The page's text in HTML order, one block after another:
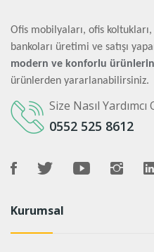
Ofis mobilyaları, ofis
bankoları üretimi ve satışı
modern ve konforlu
ürünlerden yararlanabilirsiniz.
Size Nasıl
0552 525 8612
Kurumsal